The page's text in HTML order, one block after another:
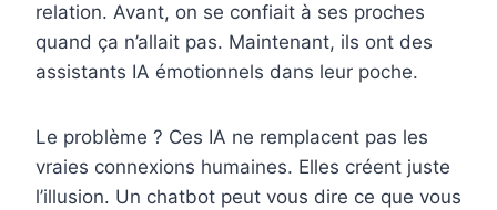
relation. Avant, on se confiait à ses proches
quand ça n’allait pas. Maintenant, ils ont des
assistants IA émotionnels dans leur poche.
Le problème ? Ces IA ne remplacent pas les
vraies connexions humaines. Elles créent juste
l’illusion. Un chatbot peut vous dire ce que vous